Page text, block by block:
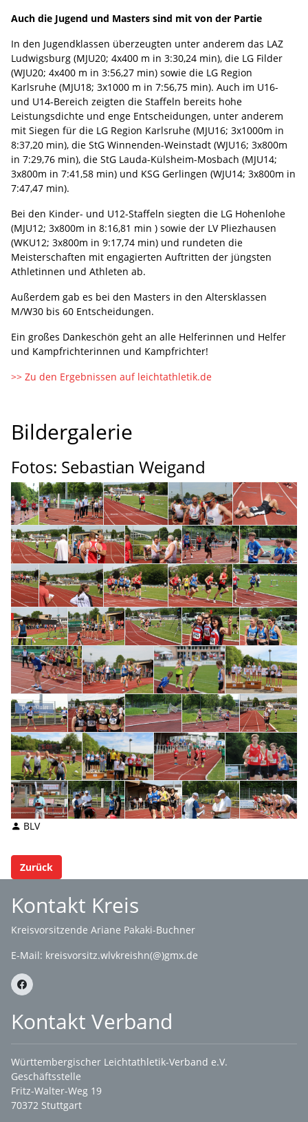
Auch die Jugend und Masters sind mit von der Partie
In den Jugendklassen überzeugten unter anderem das LAZ
Ludwigsburg (MJU20; 4x400 m in 3:30,24 min), die LG Filder
(WJU20; 4x400 m in 3:56,27 min) sowie die LG Region
Karlsruhe (MJU18; 3x1000 m in 7:56,75 min). Auch im U16-
und U14-Bereich zeigten die Staffeln bereits hohe
Leistungsdichte und enge Entscheidungen, unter anderem
mit Siegen für die LG Region Karlsruhe (MJU16; 3x1000m in
8:37,20 min), die StG Winnenden-Weinstadt (WJU16; 3x800m
in 7:29,76 min), die StG Lauda-Külsheim-Mosbach (MJU14;
3x800m in 7:41,58 min) und KSG Gerlingen (WJU14; 3x800m in
7:47,47 min).
Bei den Kinder- und U12-Staffeln siegten die LG Hohenlohe
(MJU12; 3x800m in 8:16,81 min ) sowie der LV Pliezhausen
(WKU12; 3x800m in 9:17,74 min) und rundeten die
Meisterschaften mit engagierten Auftritten der jüngsten
Athletinnen und Athleten ab.
Außerdem gab es bei den Masters in den Altersklassen
M/W30 bis 60 Entscheidungen.
Ein großes Dankeschön geht an alle Helferinnen und Helfer
und Kampfrichterinnen und Kampfrichter!
>> Zu den Ergebnissen auf leichtathletik.de
Bildergalerie
Fotos: Sebastian Weigand
BLV
Zurück
Kontakt Kreis
Kreisvorsitzende Ariane Pakaki-Buchner
E-Mail: kreisvorsitz.wlvkreishn(@)gmx.de
Kontakt Verband
Württembergischer Leichtathletik-Verband e.V.
Geschäftsstelle
Fritz-Walter-Weg 19
70372 Stuttgart